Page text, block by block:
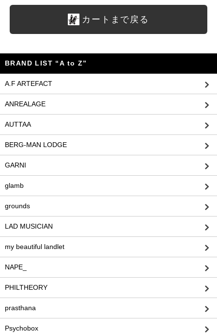
カートまで戻る
BRAND LIST “A to Z”
A.F ARTEFACT
ANREALAGE
AUTTAA
BERG-MAN LODGE
GARNI
glamb
grounds
LAD MUSICIAN
my beautiful landlet
NAPE_
PHILTHEORY
prasthana
Psychobox